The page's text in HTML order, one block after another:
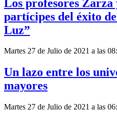
Los profesores
partícipes del éxito
Luz”
Martes 27 de Julio de 2021 a las
Un lazo entre los
mayores
Martes 27 de Julio de 2021 a las